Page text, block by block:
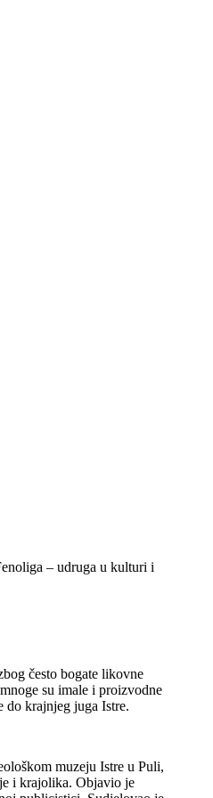
– udruga u kulturi i
često bogate likovne
su imale i proizvodne
do krajnjeg juga Istre.
muzeju Istre u Puli,
i krajolika. Objavio je